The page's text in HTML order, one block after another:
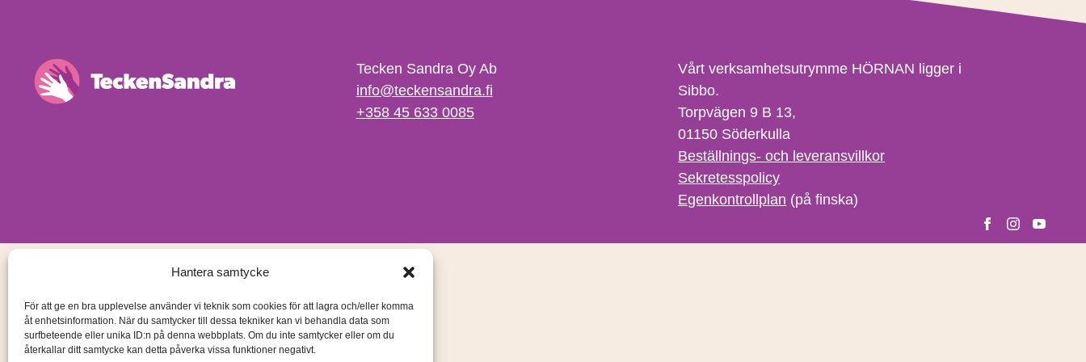
Hantera samtycke
För att ge en bra upplevelse använder vi teknik som cookies för att lagra och/eller komma
åt enhetsinformation. När du samtycker till dessa tekniker kan vi behandla data som
surfbeteende eller unika ID:n på denna webbplats. Om du inte samtycker eller om du
återkallar ditt samtycke kan detta påverka vissa funktioner negativt.
Tecken Sandra Oy Ab
info@teckensandra.fi
+358 45 633 0085
Vårt verksamhetsutrymme HÖRNAN ligger i
Sibbo.
Torpvägen 9 B 13,
01150 Söderkulla
Beställnings- och leveransvillkor
Sekretesspolicy
Egenkontrollplan (på finska)